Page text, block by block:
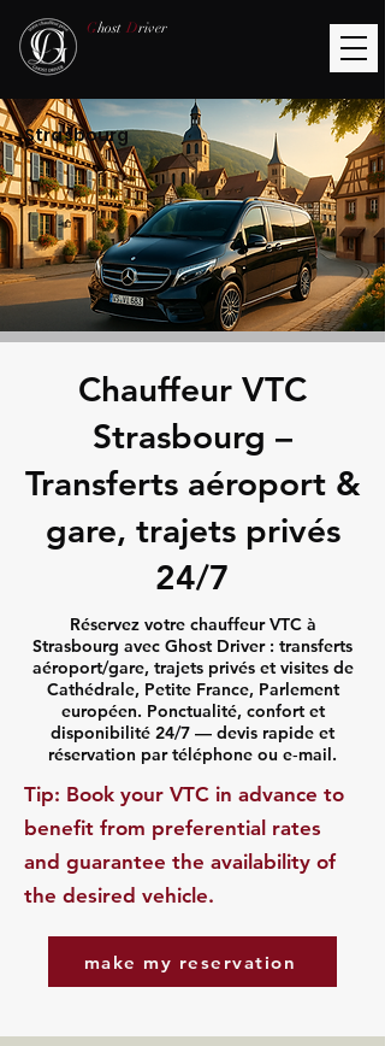
Ghost Driver
Strasbourg
Chauffeur VTC
Strasbourg –
Transferts aéroport &
gare, trajets privés
24/7
Réservez votre chauffeur VTC à
Strasbourg avec Ghost Driver : transferts
aéroport/gare, trajets privés et visites de
Cathédrale, Petite France, Parlement
européen. Ponctualité, confort et
disponibilité 24/7 — devis rapide et
réservation par téléphone ou e‑mail.
​Tip: Book your VTC in advance to
benefit from preferential rates
and guarantee the availability of
the desired vehicle.
make my reservation